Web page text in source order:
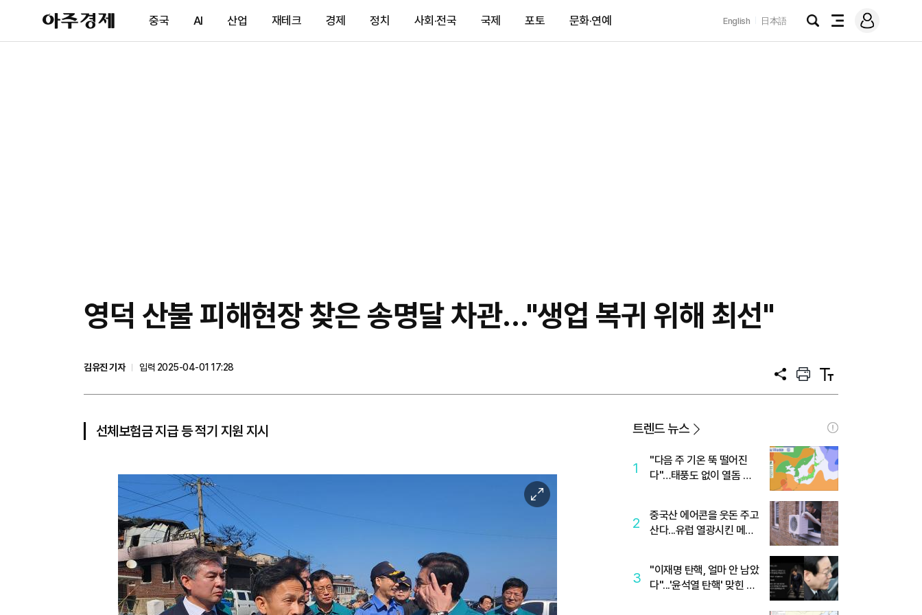
아
주
제
중국 AI 산업 재테크 경제 정치 사회·전국 국제 포토 문화·연예 English 日本語
검
전
메
그
영덕 산불 피해현장 찾은 송명달 차관…"생업 복귀 위해 최선"
김유진 기자
입력 2025-04-01 17:28
공
프
트
텍
트
선체보험금 지급 등 적기 지원 지시
이
미
트렌드 뉴스
1
"다음 주 기온 뚝 떨어진
다"…태풍도 없이 열돔 박
2
중국산 에어콘을 웃돈 주고
산다...유럽 열광시킨 메이
3
"이재명 탄핵, 얼마 안 남았
다"...'윤석열 탄핵' 맞힌 무